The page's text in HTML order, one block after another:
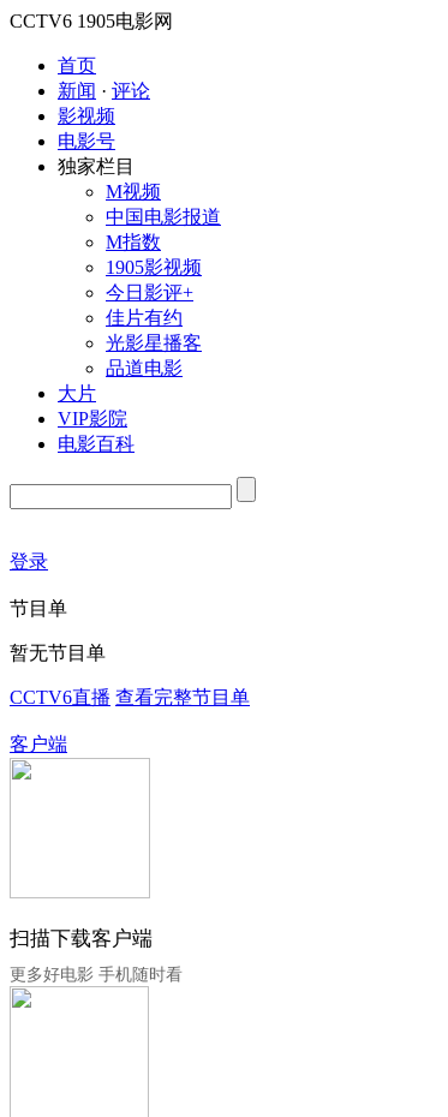
CCTV6 1905电影网
首页
新闻 · 评论
影视频
电影号
独家栏目
M视频
中国电影报道
M指数
1905影视频
今日影评+
佳片有约
光影星播客
品道电影
大片
VIP影院
电影百科
登录
节目单
暂无节目单
CCTV6直播 查看完整节目单
客户端
扫描下载客户端
更多好电影 手机随时看